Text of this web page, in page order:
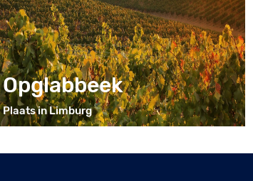
Opglabbeek
Plaats in Limburg